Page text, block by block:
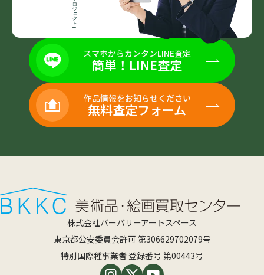
スマホからカンタンLINE査定
簡単！LINE査定
作品情報をお知らせください
無料査定フォーム
株式会社バーバリーアートスペース
東京都公安委員会許可 第306629702079号
特別国際種事業者 登録番号 第00443号